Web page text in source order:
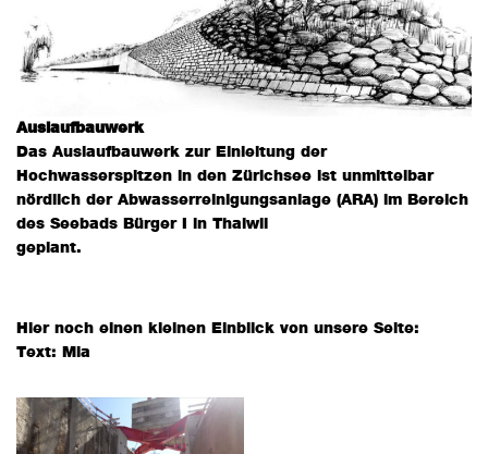
Auslaufbauwerk
Das Auslaufbauwerk zur Einleitung der
Hochwasserspitzen in den Zürichsee ist unmittelbar
nördlich der Abwasserreinigungsanlage (ARA) im Bereich
des Seebads Bürger I in Thalwil
geplant.
Hier noch einen kleinen Einblick von unsere Seite:
Text: Mia